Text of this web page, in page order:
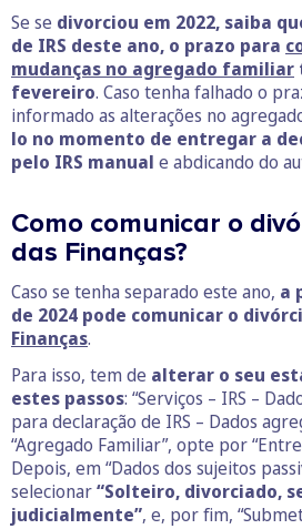
Se se divorciou em 2022, saiba
de IRS deste ano, o prazo para
mudanças no agregado familiar
fevereiro. Caso tenha falhado o
informado as alterações no
lo no momento de entregar a
pelo IRS manual e abdicando do
Como comunicar o
das Finanças?
Caso se tenha separado este ano, a
de 2024 pode comunicar o
Finanças.
Para isso, tem de alterar o seu
estes passos: “Serviços – IRS –
para declaração de IRS – Dados
“Agregado Familiar”, opte por
Depois, em “Dados dos sujeitos
selecionar“Solteiro, divorciado,
judicialmente”, e, por fim,